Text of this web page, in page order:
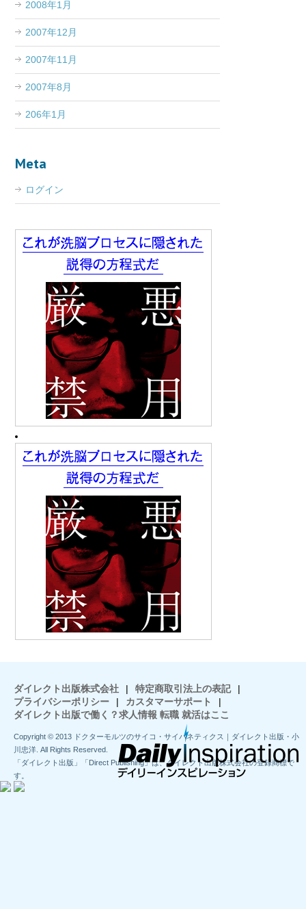
2008年1月
2007年12月
2007年11月
2007年8月
206年1月
Meta
ログイン
ダイレクト出版株式会社 | 特定商取引法上の表記
|
プライバシーポリシー
| カスタマーサポート
|
ダイレクト出版で働く？求人情報 転職 就活はここ
Copyright © 2013 ドクターモルツのサイコ・サイバネティクス｜ダイレクト出版・小
川忠洋. All Rights Reserved.
「ダイレクト出版」「Direct Publishing」は、ダイレクト出版株式会社の登録商標で
す。